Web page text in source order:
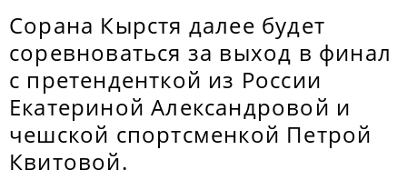
Сорана Кырстя далее будет
соревноваться за выход в финал
с претенденткой из России
Екатериной Александровой и
чешской спортсменкой Петрой
Квитовой.